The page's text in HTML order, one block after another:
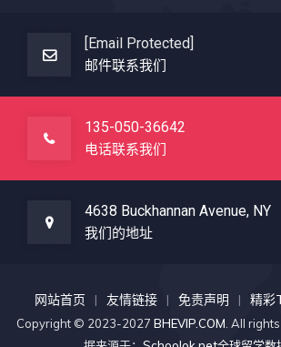
[email Protected]
邮件联系我们
135-050-36642
电话联系我们
4638 Buckhannan Avenue, NY
我们的地址
网站首页 友情链接 免责声明 精彩
Copyright © 2023-2027 BHEVIP.COM . All